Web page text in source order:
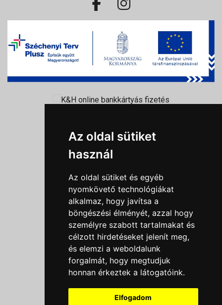
Az oldal sütiket
használ
Az oldal sütiket és egyéb
nyomkövető technológiákat
alkalmaz, hogy javítsa a
böngészési élményét, azzal hogy
személyre szabott tartalmakat és
célzott hirdetéseket jelenít meg,
és elemzi a weboldalunk
forgalmát, hogy megtudjuk
honnan érkeztek a látogatóink.
Elfogadom
Információk
Általános szerződési feltételek
Impresszum
Nyereményjáték szabály
Outlet nap nyereményjáték szabályzat
Süti beállítások
Menü
Ajánlatkérés
Szakmai tippek / Újdonságok
Kapcsolat
Letölthető katalógusok